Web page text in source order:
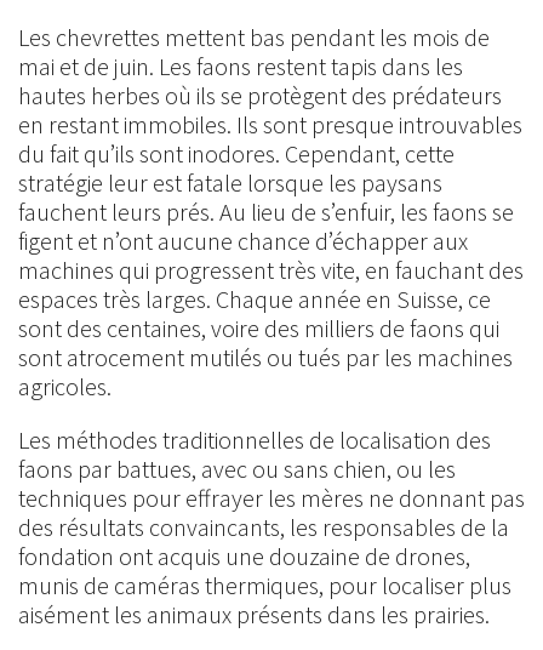
Les chevrettes mettent bas pendant les mois de
mai et de juin. Les faons restent tapis dans les
hautes herbes où ils se protègent des prédateurs
en restant immobiles. Ils sont presque introuvables
du fait qu’ils sont inodores. Cependant, cette
stratégie leur est fatale lorsque les paysans
fauchent leurs prés. Au lieu de s’enfuir, les faons se
figent et n’ont aucune chance d’échapper aux
machines qui progressent très vite, en fauchant des
espaces très larges. Chaque année en Suisse, ce
sont des centaines, voire des milliers de faons qui
sont atrocement mutilés ou tués par les machines
agricoles.
Les méthodes traditionnelles de localisation des
faons par battues, avec ou sans chien, ou les
techniques pour effrayer les mères ne donnant pas
des résultats convaincants, les responsables de la
fondation ont acquis une douzaine de drones,
munis de caméras thermiques, pour localiser plus
aisément les animaux présents dans les prairies.